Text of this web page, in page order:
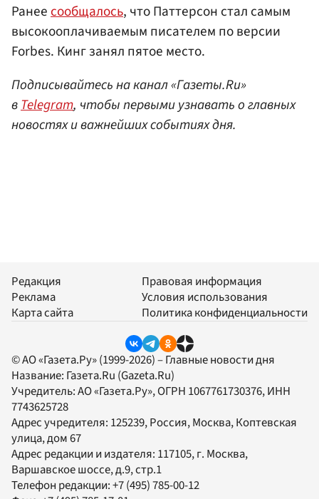
Ранеесообщалось, что Паттерсон стал самым
высокооплачиваемым писателем по версии
Forbes. Кинг занял пятое место.
Подписывайтесь на канал «Газеты.Ru»
вTelegram, чтобы первыми узнавать о главных
новостях и важнейших событиях дня.
Редакция
Реклама
Карта сайта
Правовая информация
Условия использования
Политика конфиденциальности
© АО «Газета.Ру» (1999-2026) – Главные новости дня
Название: Газета.Ru (Gazeta.Ru)
Учредитель:АО «Газета.Ру», ОГРН 1067761730376, ИНН
7743625728
Адрес учредителя: 125239, Россия, Москва, Коптевская
улица, дом 67
Адрес редакции и издателя: 117105, г. Москва,
Варшавское шоссе, д.9, стр.1
Телефон редакции:+7 (495) 785-00-12